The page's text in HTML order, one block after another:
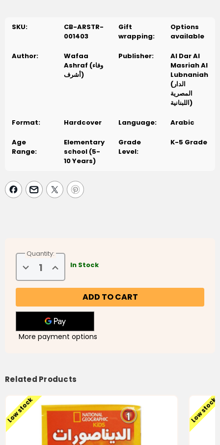
SKU:
CB-ARSTR-
001403
Gift
wrapping:
Options
available
Author:
Wafaa
Ashraf (وفاء
أشرف)
Publisher:
Al Dar Al
Masriah Al
Lubnaniah
(الدار
المصرية
اللبنانية)
Format: Hardcover Language: Arabic
Age
Range:
Elementary
school (5-
10 Years)
Grade
Level:
K-5 Grade
Quantity:
Decrease
Quantity
of
Giant
الديناصورات
العملاقة
Increase
Quantity
of
Giant
الديناصورات
العملاقة
In Stock
More payment options
Related Products
Low stock Low stock